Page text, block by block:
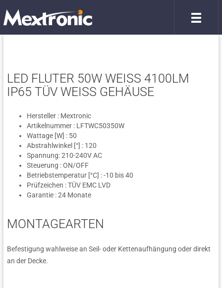
LED FLUTER 50W WEISS 4100LM
IP65 TÜV WEISS GEHÄUSE
Hersteller : Mextronic
Artikelnummer : LFTWC50350W
Wattage [W] : 50
Abstrahlwinkel [°] : 120
Spannung: 210-240V AC
Steuerung : ON/OFF
Betriebstemperatur [°C] : -10 bis 40
Prüfzeichen : TÜV EMC LVD
Garantie : 24 Monate
MONTAGEARTEN
Befestigung wahlweise an Seil- oder Kettenaufhängung oder direkt
an der Decke.